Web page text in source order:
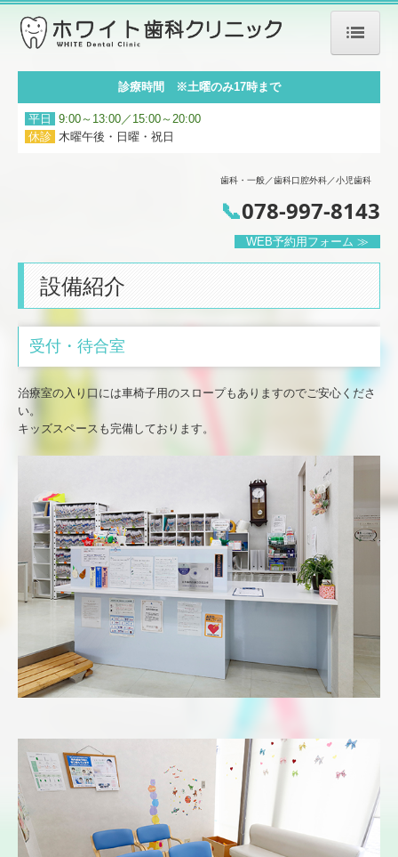
ホーム
当院について
歯科・一般
美容診療
ホワイトニング
お問合せ
WEB予約用フォーム
診療時間 ※土曜のみ17時まで
平日
9:00～13:00／15:00～20:00
休診 木曜午後・日曜・祝日
歯科・一般／歯科口腔外科／小児歯科
📞078-997-8143
WEB予約用フォーム ≫
設備紹介
受付・待合室
治療室の入り口には車椅子用のスロープもありますのでご安心くださ
い。
キッズスペースも完備しております。